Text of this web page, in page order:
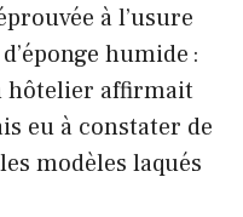
à l’usure
humide :
hôtelier affirmait
eu à constater de
modèles laqués